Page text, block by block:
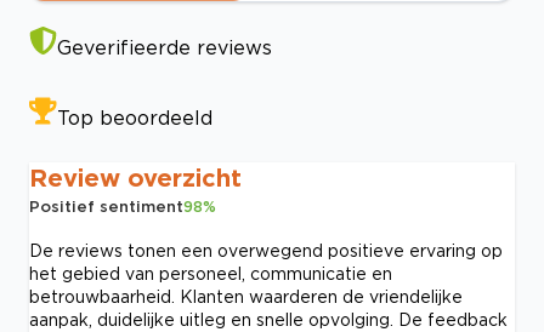
Geverifieerde reviews
Top beoordeeld
Review overzicht
Positief sentiment98%
De reviews tonen een overwegend positieve ervaring op
het gebied van personeel, communicatie en
betrouwbaarheid. Klanten waarderen de vriendelijke
aanpak, duidelijke uitleg en snelle opvolging. De feedback